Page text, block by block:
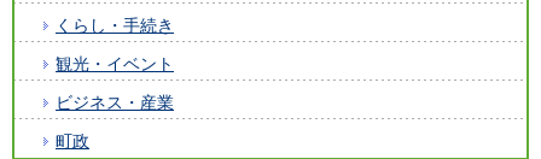
くらし・手続き
観光・イベント
ビジネス・産業
町政